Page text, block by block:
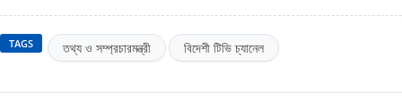
TAGS তথ্য ও সম্প্রচারমন্ত্রী বিদেশী টিভি চ্যানেল